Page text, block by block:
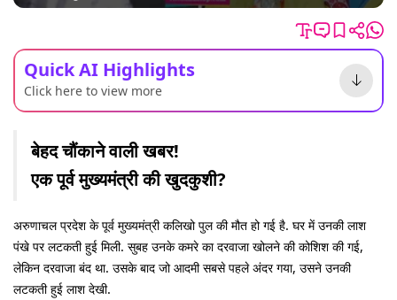
Quick AI Highlights
Click here to view more
बेहद चौंकाने वाली खबर!
एक पूर्व मुख्यमंत्री की खुदकुशी?
अरुणाचल प्रदेश के पूर्व मुख्यमंत्री कलिखो पुल की मौत हो गई है. घर में उनकी लाश
पंखे पर लटकती हुई मिली. सुबह उनके कमरे का दरवाजा खोलने की कोशिश की गई,
लेकिन दरवाजा बंद था. उसके बाद जो आदमी सबसे पहले अंदर गया, उसने उनकी
लटकती हुई लाश देखी.